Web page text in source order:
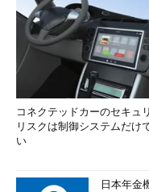
コネクテッドカーのセキュ
リスクは制御システムだけ
い
日本年金